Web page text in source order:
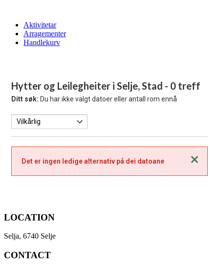
Aktivitetar
Arragementer
Handlekurv
Hytter og Leilegheiter i Selje, Stad - 0 treff
Ditt søk: Du har ikke valgt datoer eller antall rom ennå
Lukk
Det er ingen ledige alternativ på dei datoane
LOCATION
Selja, 6740 Selje
CONTACT